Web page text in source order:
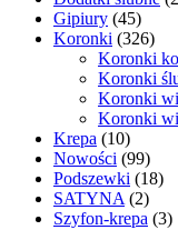
Gipiury (45)
Koronki (326)
Koronki
Koronki
Koronki
Koronki
Krepa (10)
Nowości (99)
Podszewki (18)
SATYNA (2)
Szyfon-krepa (3)